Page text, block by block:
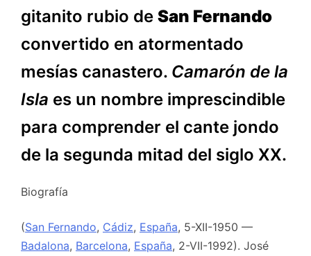
gitanito rubio de San Fernando
convertido en atormentado
mesías canastero. Camarón de la
Isla es un nombre imprescindible
para comprender el cante jondo
de la segunda mitad del siglo XX.
Biografía
(San Fernando, Cádiz, España, 5-XII-1950 —
Badalona, Barcelona, España, 2-VII-1992). José